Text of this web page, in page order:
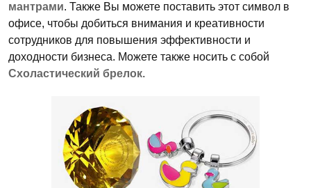
мантрами. Также Вы можете поставить этот символ в
офисе, чтобы добиться внимания и креативности
сотрудников для повышения эффективности и
доходности бизнеса. Можете также носить с собой
Схоластический брелок.